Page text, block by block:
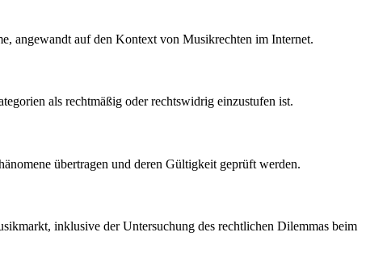
angewandt auf den Kontext von Musikrechten im Internet.
als rechtmäßig oder rechtswidrig einzustufen ist.
übertragen und deren Gültigkeit geprüft werden.
inklusive der Untersuchung des rechtlichen Dilemmas beim